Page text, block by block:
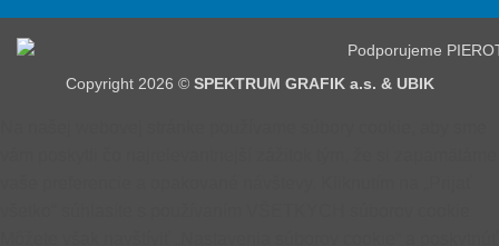
Copyright 2026 © SPEKTRUM GRAFIK a.s. & UBIK